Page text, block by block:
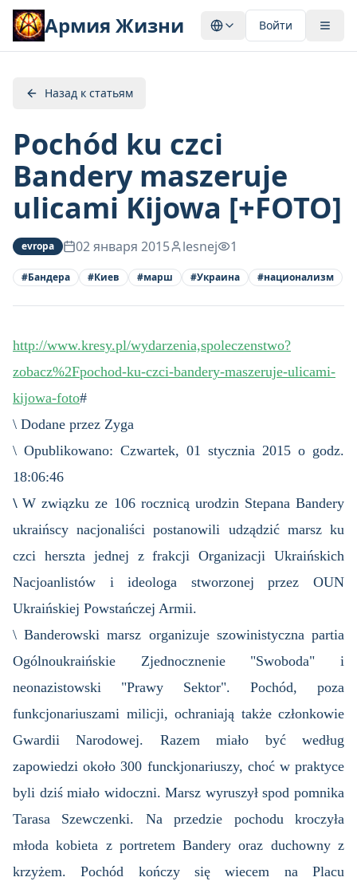
Армия Жизни Войти
Назад к статьям
Pochód ku czci
Bandery maszeruje
ulicami Kijowa [+FOTO]
evropa 02 января 2015 lesnej 1
#Бандера #Киев #марш #Украина #национализм
http://www.kresy.pl/wydarzenia,spoleczenstwo?
zobacz%2Fpochod-ku-czci-bandery-maszeruje-ulicami-
kijowa-foto#
\ Dodane przez Zyga
\ Opublikowano: Czwartek, 01 stycznia 2015 o godz.
18:06:46
\W związku ze 106 rocznicą urodzin Stepana Bandery
ukraińscy nacjonaliści postanowili udządzić marsz ku
czci herszta jednej z frakcji Organizacji Ukraińskich
Nacjoanlistów i ideologa stworzonej przez OUN
Ukraińskiej Powstańczej Armii.
\ Banderowski marsz organizuje szowinistyczna partia
Ogólnoukraińskie Zjednocznenie "Swoboda" i
neonazistowski "Prawy Sektor". Pochód, poza
funkcjonariuszami milicji, ochraniają także członkowie
Gwardii Narodowej. Razem miało być według
zapowiedzi około 300 funckjonariuszy, choć w praktyce
byli dziś miało widoczni. Marsz wyruszył spod pomnika
Tarasa Szewczenki. Na przedzie pochodu kroczyła
młoda kobieta z portretem Bandery oraz duchowny z
krzyżem. Pochód kończy się wiecem na Placu